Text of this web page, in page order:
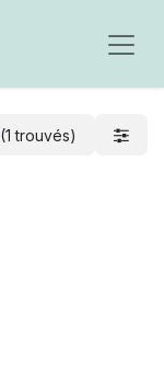
(1 trouvés)